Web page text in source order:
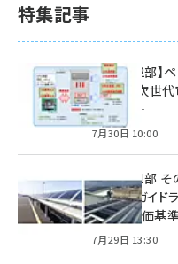
特集記事
特集【第2部】
戦略 ― 次世代
の動向 ―
7月30日 10:00
特集【第1部 そ
る2つのガイド
方針と評価基
7月29日 13:30